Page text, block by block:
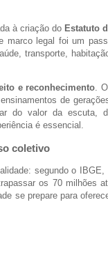
à criação do Estatuto
marco legal foi um
transporte,
e reconhecimento .
de
do valor da escuta,
é essencial.
coletivo
segundo o IBGE,
os 70 milhões
se prepare para